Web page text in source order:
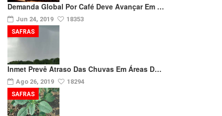
Demanda Global Por Café Deve Avançar Em …
Jun 24, 2019 18353
Inmet Prevê Atraso Das Chuvas Em Áreas D…
Ago 26, 2019 18294
SAFRAS
SAFRAS